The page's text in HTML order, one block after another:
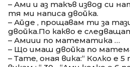
– Ами и аз такъв извод си
тя ми написа двойка.
– Айде , прощавам ти за
двойка.По какво е
– Амиии по математика …
– Що имаш двойка по
– Тате, оная вика:“ Колко е 5